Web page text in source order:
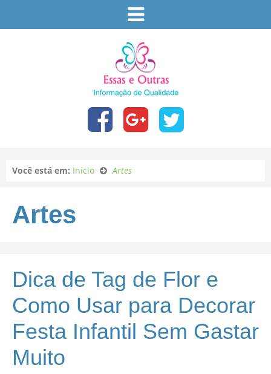
Você está em: Início Artes
Artes
Dica de Tag de Flor e
Como Usar para Decorar
Festa Infantil Sem Gastar
Muito